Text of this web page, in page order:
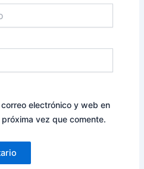
electrónico y web en
vez que comente.